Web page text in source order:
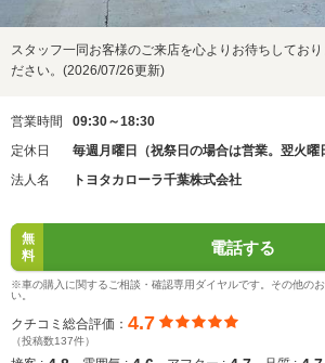
スタッフ一同お客様のご来店を心よりお待ちしてお
ださい。(2026/07/26更新)
営業時間
09:30～18:30
定休日
毎週月曜日（祝祭日の場合は営業。翌火曜
法人名
トヨタカローラ千葉株式会社
無
料
電話する
※車の購入に関するご相談・確認専用ダイヤルです。その他の
い。
クチコミ総合評価： 4.7
（投稿数137件）